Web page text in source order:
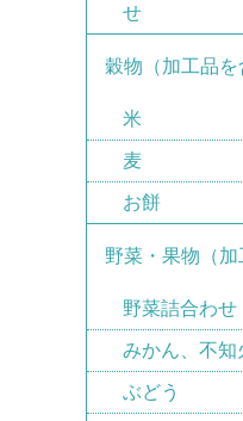
せ
穀物（加工品を
米
麦
お餅
野菜・果物（加
野菜詰合わせ
みかん、不知
ぶどう